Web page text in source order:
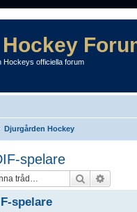
Hockey
Hockeys officiella forum
Djurgården Hockey
spelare
Sök
spelare